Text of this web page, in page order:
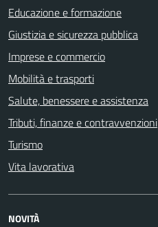
Educazione e formazione
Giustizia e sicurezza pubblica
Imprese e commercio
Mobilità e trasporti
Salute, benessere e assistenza
Tributi, finanze e contravvenzioni
Turismo
Vita lavorativa
NOVITÀ